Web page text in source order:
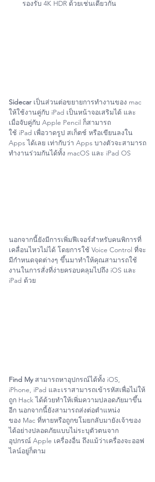
รองรับ 4K HDR ด้วยเช่นเดียวกัน
Sidecar เป็นส่วนต่อขยายการทำงานของ mac
ให้ใช้งานคู่กับ iPad เป็นหน้าจอเสริมได้ และ
เมื่อจับคู่กับ Apple Pencil ก็สามารถ
ใช้ iPad เพื่อวาดรูป สเก็ตช์ หรือเขียนลงใน
Apps ได้เลย เท่ากับว่า Apps บางตัวจะสามารถ
ทำงานร่วมกันได้ทั้ง macOS และ iPad OS
นอกจากนี้ยังมีการเพิ่มฟีเจอร์สำหรับคนพิการที่
เคลื่อนไหวไม่ได้ โดยการใช้ Voice Control ที่จะ
มีกำหนดจุดต่างๆ ขึ้นมาทำให้คุณสามารถใช้
งานในการสั่งที่ง่ายครอบคลุมไปถึง iOS และ
iPad ด้วย
Find My สามารถหาอุปกรณ์ได้ทั้ง iOS,
iPhone, iPad และเราสามารถเข้ารหัสเพื่อไม่ให้
ถูก Hack ได้ด้วยทำให้เพิ่มความปลอดภัยมาขึ้น
อีก นอกจากนี้ยังสามารถส่งต่อตำแหน่ง
ของ Mac ที่หายหรือถูกขโมยกลับมายังเจ้าของ
ได้อย่างปลอดภัยแบบไม่ระบุตัวตนจาก
อุปกรณ์ Apple เครื่องอื่น ถึงแม้ว่าเครื่องจะออฟ
ไลน์อยู่ก็ตาม